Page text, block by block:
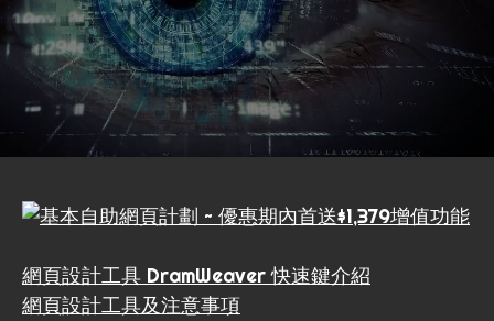
網頁設計工具 DramWeaver 快速鍵介紹
網頁設計工具及注意事項